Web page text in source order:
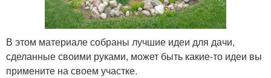
В этом материале собраны лучшие идеи для дачи,
сделанные своими руками, может быть какие-то идеи вы
примените на своем участке.